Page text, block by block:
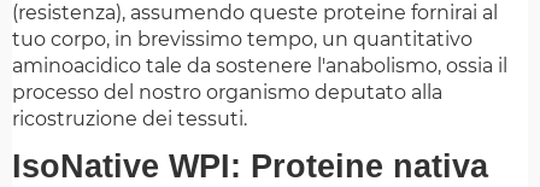
(resistenza), assumendo queste proteine fornirai al
tuo corpo, in brevissimo tempo, un quantitativo
aminoacidico tale da sostenere l'anabolismo, ossia il
processo del nostro organismo deputato alla
ricostruzione dei tessuti.
IsoNative WPI: Proteine nativa